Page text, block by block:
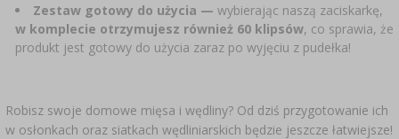
LITERATURA
ETYKIETY
Zestaw gotowy do użycia — wybierając naszą zaciskarkę,
w komplecie otrzymujesz również 60 klipsów, co sprawia, że
produkt jest gotowy do użycia zaraz po wyjęciu z pudełka!
Robisz swoje domowe mięsa i wędliny? Od dziś przygotowanie ich
w osłonkach oraz siatkach wędliniarskich będzie jeszcze łatwiejsze!